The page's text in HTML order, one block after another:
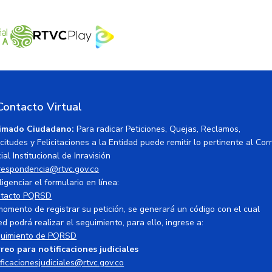
Virtual
Ciudadano: Para radicar Peticiones, Quejas, Reclamos,
y Felicitaciones a la Entidad puede remitir lo pertinente al
Institucional de Inravisión
el formulario en línea:
PQRSD
de registrar su petición, se generará un código con el cual
podrá realizar el seguimiento, para ello, ingrese a:
de PQRSD
para notificaciones judiciales